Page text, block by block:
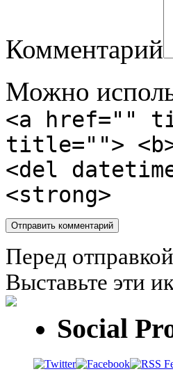
Комментарий
Можно
<a href=""
title="">
<del
<strong>
Перед
Выставьте эти
Social